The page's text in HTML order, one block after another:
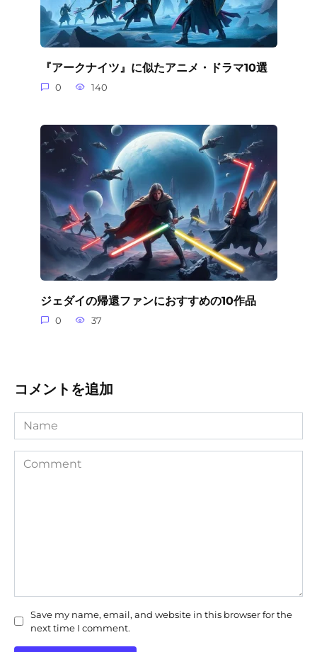
『アークナイツ』に似たアニメ・ドラマ10選
0 140
ジェダイの帰還ファンにおすすめの10作品
0 37
コメントを追加
Name
Comment
Save my name, email, and website in this browser for the
next time I comment.